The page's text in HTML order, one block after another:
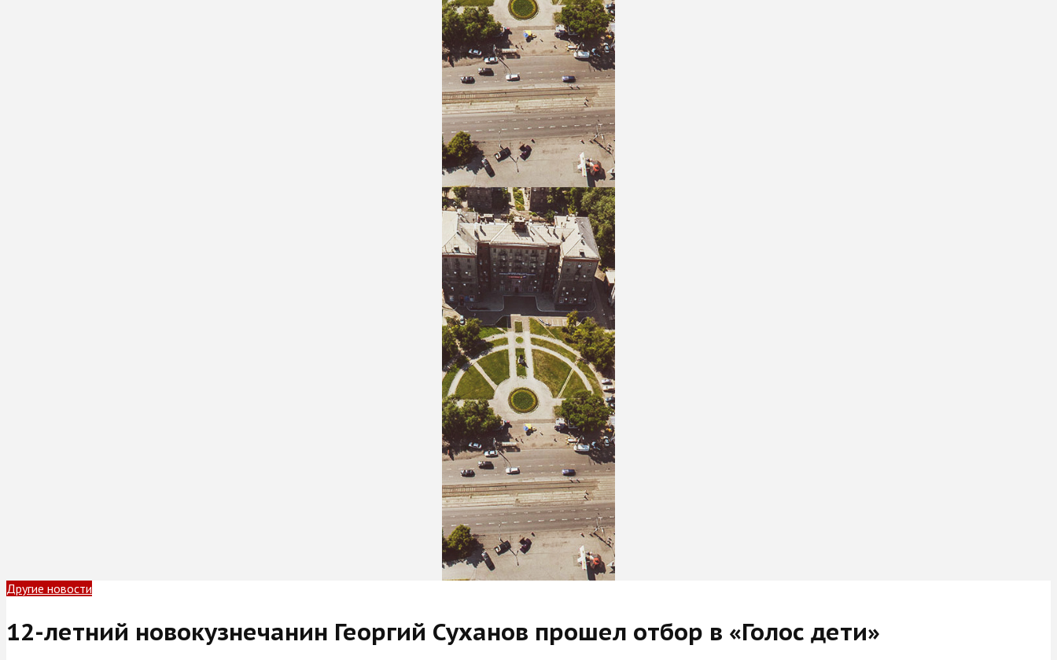
Другие новости
12-летний новокузнечанин Георгий Суханов прошел отбор в «Голос дети»